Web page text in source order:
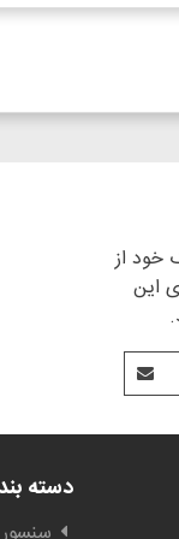
خود از
این
دسته